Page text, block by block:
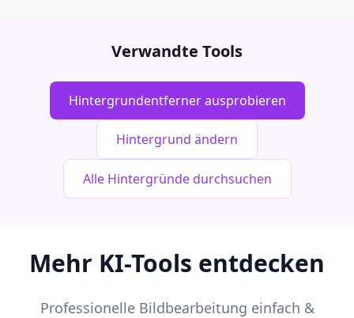
Verwandte Tools
Hintergrundentferner ausprobieren
Hintergrund ändern
Alle Hintergründe durchsuchen
Mehr KI-Tools entdecken
Professionelle Bildbearbeitung einfach &